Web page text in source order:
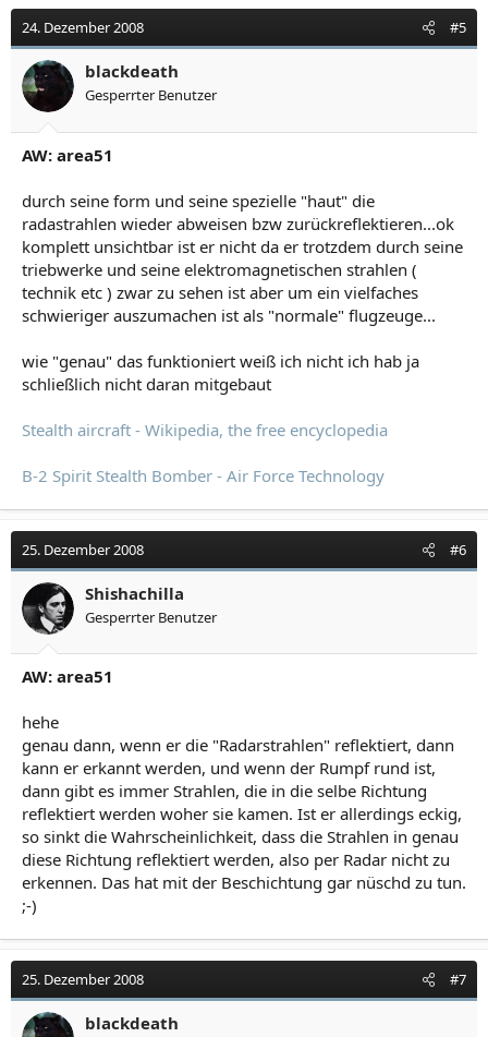
24. Dezember 2008 #5
blackdeath
Gesperrter Benutzer
AW: area51
durch seine form und seine spezielle "haut" die
radastrahlen wieder abweisen bzw zurückreflektieren...ok
komplett unsichtbar ist er nicht da er trotzdem durch seine
triebwerke und seine elektromagnetischen strahlen (
technik etc ) zwar zu sehen ist aber um ein vielfaches
schwieriger auszumachen ist als "normale" flugzeuge...
wie "genau" das funktioniert weiß ich nicht ich hab ja
schließlich nicht daran mitgebaut
Stealth aircraft - Wikipedia, the free encyclopedia
B-2 Spirit Stealth Bomber - Air Force Technology
25. Dezember 2008 #6
Shishachilla
Gesperrter Benutzer
AW: area51
hehe
genau dann, wenn er die "Radarstrahlen" reflektiert, dann
kann er erkannt werden, und wenn der Rumpf rund ist,
dann gibt es immer Strahlen, die in die selbe Richtung
reflektiert werden woher sie kamen. Ist er allerdings eckig,
so sinkt die Wahrscheinlichkeit, dass die Strahlen in genau
diese Richtung reflektiert werden, also per Radar nicht zu
erkennen. Das hat mit der Beschichtung gar nüschd zu tun.
;-)
25. Dezember 2008 #7
blackdeath